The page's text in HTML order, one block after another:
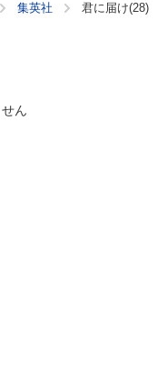
集英社 君に届け(28)
ん